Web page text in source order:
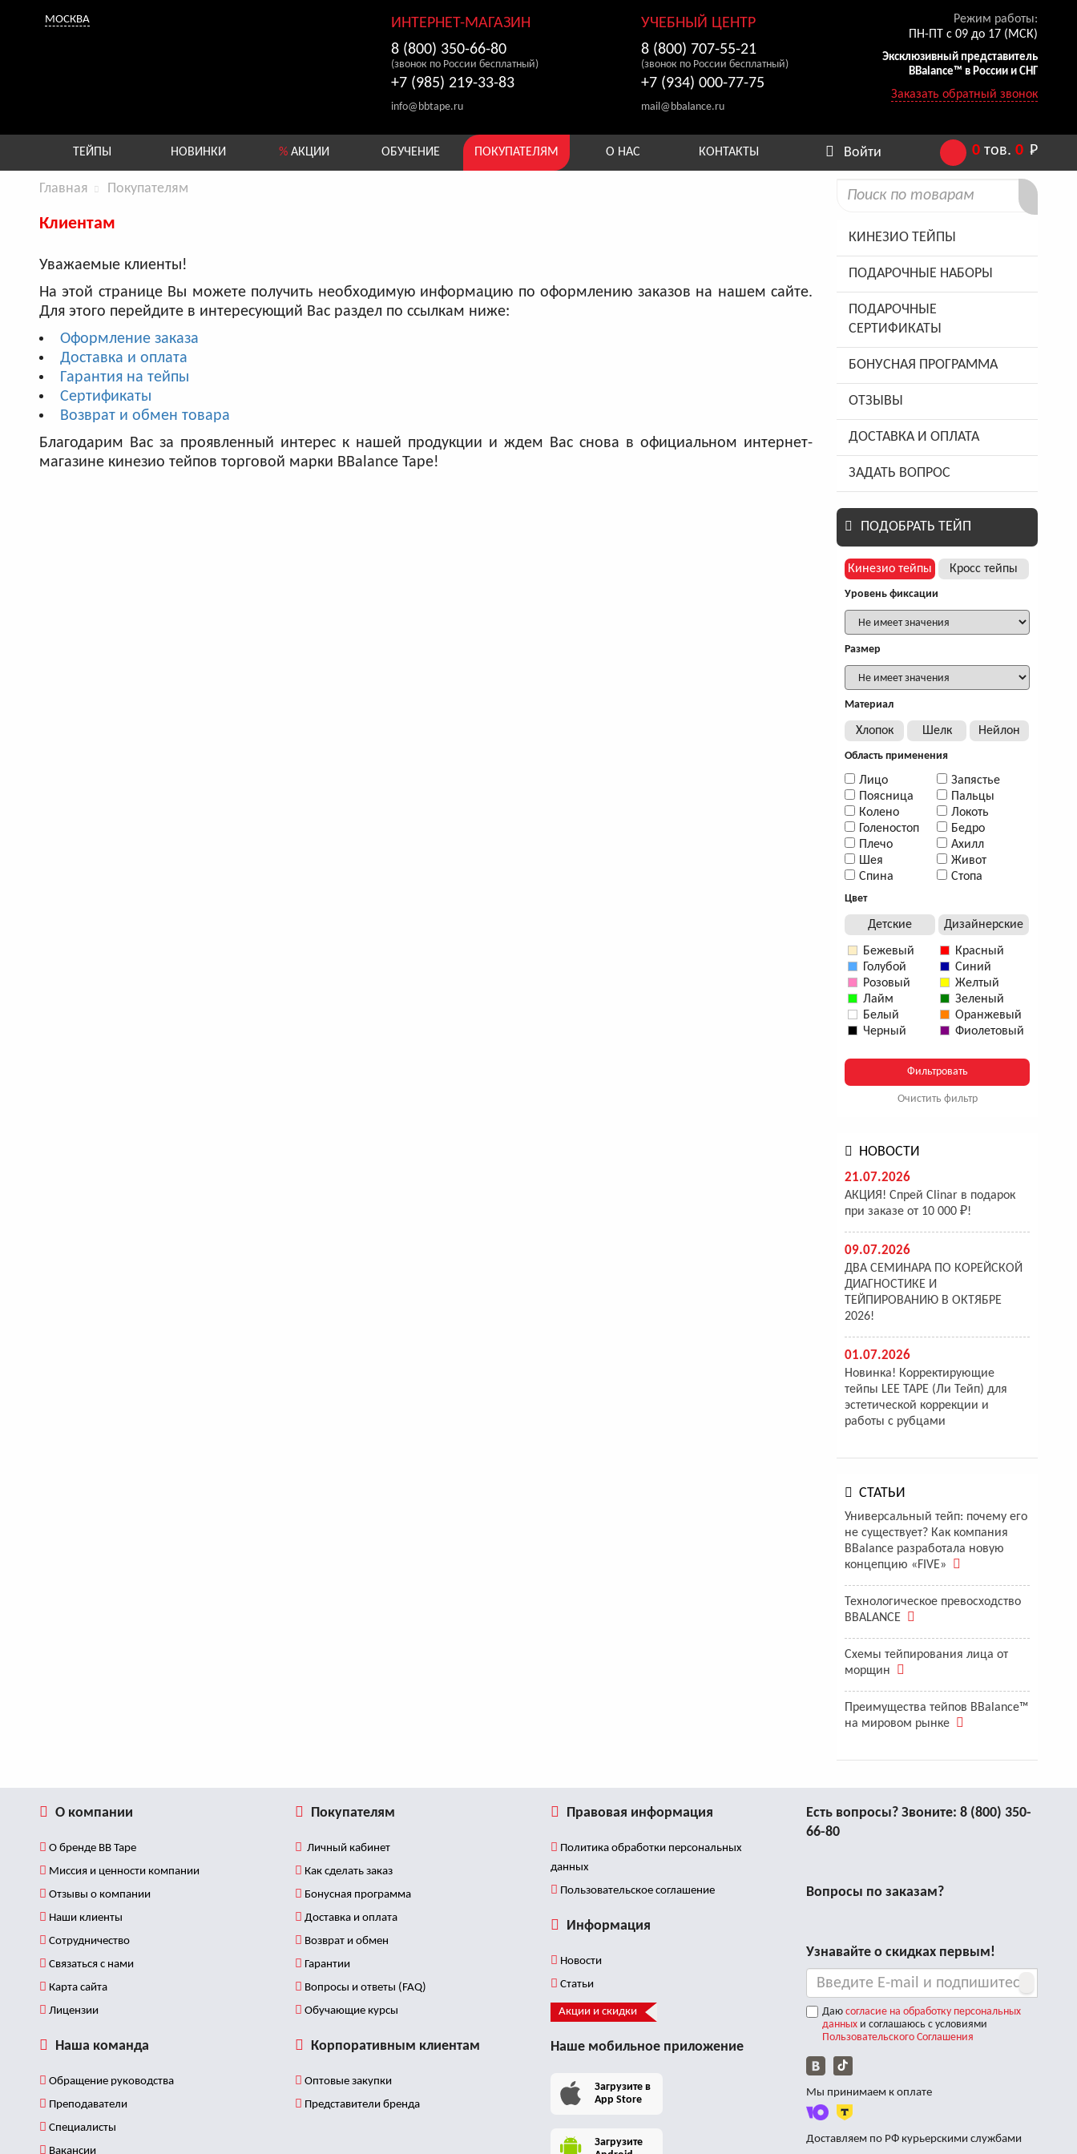
МОСКВА
ИНТЕРНЕТ-МАГАЗИН
8 (800) 350-66-80
(звонок по России бесплатный)
+7 (985) 219-33-83
info@bbtape.ru
УЧЕБНЫЙ ЦЕНТР
8 (800) 707-55-21
(звонок по России бесплатный)
+7 (934) 000-77-75
mail@bbalance.ru
Режим работы:
ПН-ПТ с 09 до 17 (МСК)
Эксклюзивный представитель
BBalance™ в России и СНГ
Заказать обратный звонок
ТЕЙПЫ НОВИНКИ % АКЦИИ ОБУЧЕНИЕ ПОКУПАТЕЛЯМ О НАС КОНТАКТЫ Войти 0 тов.0 Р
Главная Покупателям
Клиентам
Уважаемые клиенты!
На этой странице Вы можете получить необходимую информацию по оформлению заказов на нашем сайте.
Для этого перейдите в интересующий Вас раздел по ссылкам ниже:
Оформление заказа
Доставка и оплата
Гарантия на тейпы
Сертификаты
Возврат и обмен товара
Благодарим Вас за проявленный интерес к нашей продукции и ждем Вас снова в официальном интернет-
магазине кинезио тейпов торговой марки BBalance Tape!
КИНЕЗИО ТЕЙПЫ
ПОДАРОЧНЫЕ НАБОРЫ
ПОДАРОЧНЫЕ
СЕРТИФИКАТЫ
БОНУСНАЯ ПРОГРАММА
ОТЗЫВЫ
ДОСТАВКА И ОПЛАТА
ЗАДАТЬ ВОПРОС
ПОДОБРАТЬ ТЕЙП
Кинезио тейпы Кросс тейпы
Уровень фиксации
Размер
Материал
Хлопок Шелк Нейлон
Область применения
Лицо
Поясница
Колено
Голеностоп
Плечо
Шея
Спина
Запястье
Пальцы
Локоть
Бедро
Ахилл
Живот
Стопа
Цвет
Детские Дизайнерские
Бежевый
Голубой
Розовый
Лайм
Белый
Черный
Красный
Синий
Желтый
Зеленый
Оранжевый
Фиолетовый
Очистить фильтр
НОВОСТИ
21.07.2026
АКЦИЯ! Спрей Clinar в подарок
при заказе от 10 000 ₽!
09.07.2026
ДВА СЕМИНАРА ПО КОРЕЙСКОЙ
ДИАГНОСТИКЕ И
ТЕЙПИРОВАНИЮ В ОКТЯБРЕ
2026!
01.07.2026
Новинка! Корректирующие
тейпы LEE TAPE (Ли Тейп) для
эстетической коррекции и
работы с рубцами
СТАТЬИ
Универсальный тейп: почему его
не существует? Как компания
BBalance разработала новую
концепцию «FIVE»
Технологическое превосходство
BBALANCE
Схемы тейпирования лица от
морщин
Преимущества тейпов BBalance™
на мировом рынке
О компании
О бренде BB Tape
Миссия и ценности компании
Отзывы о компании
Наши клиенты
Сотрудничество
Связаться с нами
Карта сайта
Лицензии
Наша команда
Обращение руководства
Преподаватели
Специалисты
Вакансии
Покупателям
Личный кабинет
Как сделать заказ
Бонусная программа
Доставка и оплата
Возврат и обмен
Гарантии
Вопросы и ответы (FAQ)
Обучающие курсы
Корпоративным клиентам
Оптовые закупки
Представители бренда
Правовая информация
Политика обработки персональных
данных
Пользовательское соглашение
Информация
Новости
Статьи
Акции и скидки
Наше мобильное приложение
Загрузите в
App Store
Загрузите
Есть вопросы? Звоните:8 (800) 350-
66-80
Вопросы по заказам?
Узнавайте о скидках первым!
Даюсогласие на обработку персональных
данных и соглашаюсь с условиями
Пользовательского Соглашения
Мы принимаем к оплате
Доставляем по РФ курьерскими службами